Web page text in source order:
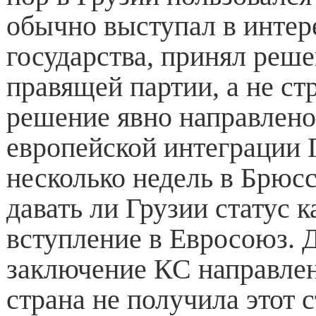
обычно выступал в
государства, принял
правящей партии, а не
решение явно
европейской интеграции
несколько недель в
давать ли Грузии статус
вступление в Евросоюз.
заключение КС
страна не получила этот